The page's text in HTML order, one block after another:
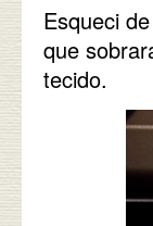
Esqueci
que
tecido.